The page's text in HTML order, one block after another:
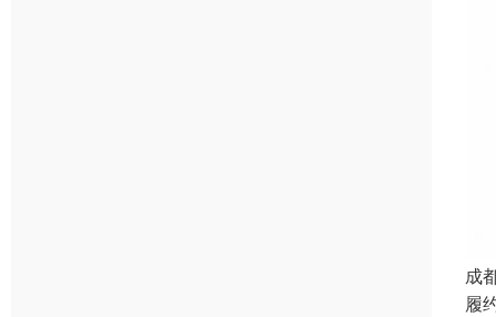
成
履